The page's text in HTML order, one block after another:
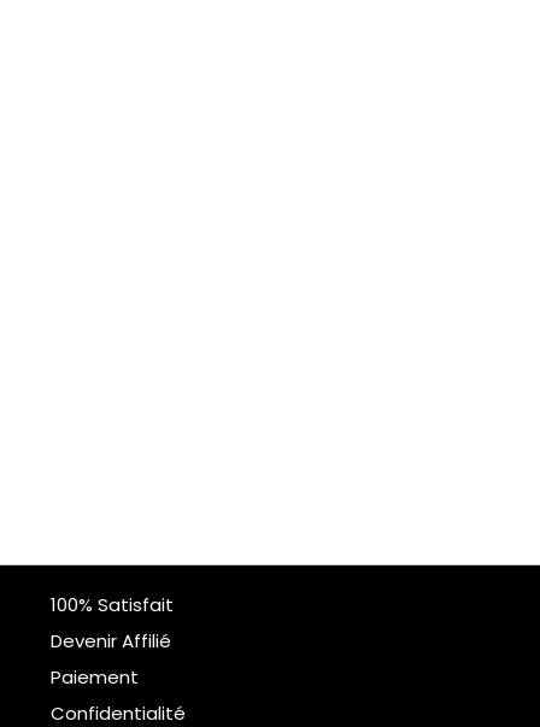
100% Satisfait
Devenir Affilié
Paiement
Confidentialité